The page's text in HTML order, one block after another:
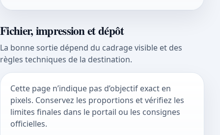
Fichier, impression et dépôt
La bonne sortie dépend du cadrage visible et des
règles techniques de la destination.
Cette page n’indique pas d’objectif exact en
pixels. Conservez les proportions et vérifiez les
limites finales dans le portail ou les consignes
officielles.